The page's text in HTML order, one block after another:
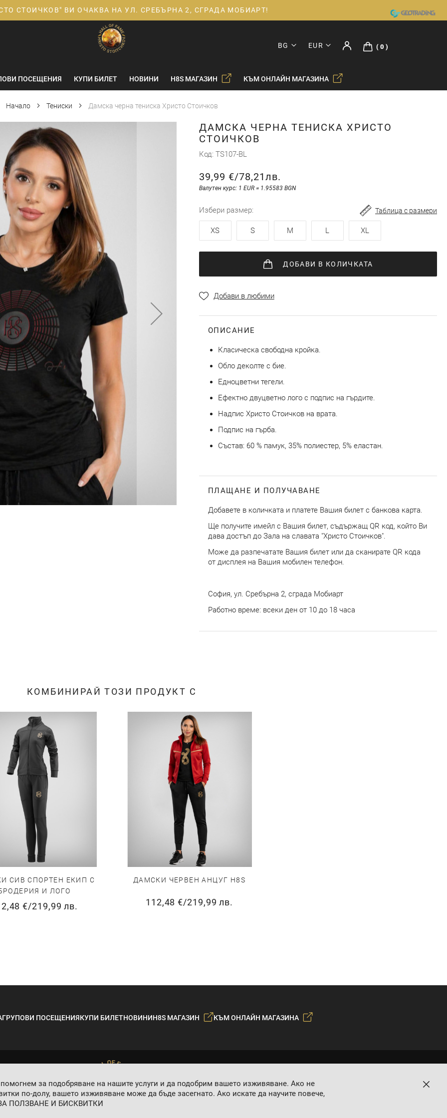
СТОИЧКОВ" ВИ ОЧАКВА НА УЛ. СРЕБЪРНА 2, СГРАДА МОБИАРТ!
BG EUR 0
ПОСЕЩЕНИЯ КУПИ БИЛЕТ НОВИНИ H8S МАГАЗИН КЪМ ОНЛАЙН МАГАЗИНА
Начало Тениски Дамска черна тениска Христо Стоичков
ДАМСКА ЧЕРНА ТЕНИСКА ХРИСТО
СТОИЧКОВ
Код TS107-BL
39,99 €/78,21лв.
Валутен курс: 1 EUR = 1.95583 BGN
избери размер
XS S M L XL
Таблица с размери
ДОБАВИ В КОЛИЧКАТА
Добави в любими
ОПИСАНИЕ
Класическа свободна кройка.
Обло деколте с бие.
Едноцветни тегели.
Ефектно двуцветно лого с подпис на гърдите.
Надпис Христо Стоичков на врата.
Подпис на гърба.
Състав: 60 % памук, 35% полиестер, 5% еластан.
ПЛАЩАНЕ И ПОЛУЧАВАНЕ
Добавете в количката и платете Вашия билет с банкова карта.
Ще получите имейл с Вашия билет, съдържащ QR код, който Ви
дава достъп до Зала на славата "Христо Стоичков".
Може да разпечатате Вашия билет или да сканирате QR кода
от дисплея на Вашия мобилен телефон.
София, ул. Сребърна 2, сграда Мобиарт
Работно време: всеки ден от 10 до 18 часа
КОМБИНИРАЙ ТОЗИ ПРОДУКТ С
СИВ СПОРТЕН ЕКИП С
И ЛОГО
€/219,99 лв.
ДАМСКИ ЧЕРВЕН АНЦУГ H8S
112,48 €/219,99 лв.
ГРУПОВИ ПОСЕЩЕНИЯКУПИ БИЛЕТНОВИНИH8S МАГАЗИН КЪМ ОНЛАЙН МАГАЗИНА
за подобряване на нашите услуги и да подобрим вашето изживяване. Ако не
по-долу, вашето изживяване може да бъде засегнато. Ако искате да научите повече,
ПОЛЗВАНЕ И БИСКВИТКИ